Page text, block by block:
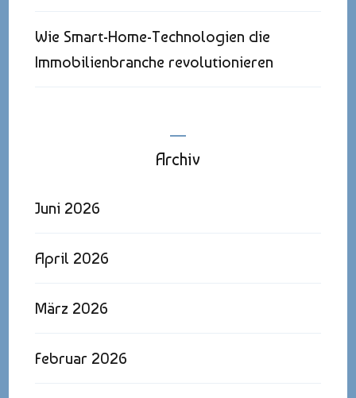
Wie Smart-Home-Technologien die
Immobilienbranche revolutionieren
Archiv
Juni 2026
April 2026
März 2026
Februar 2026